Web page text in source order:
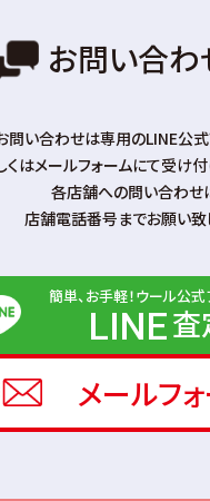
お問い合わ
問い合わせは専⽤のLINE公式
くはメールフォームにて受け付
各店舗への問い合わせ
店舗電話番号までお願い致
簡単、お手軽！ウール公式
LINE査
メールフ